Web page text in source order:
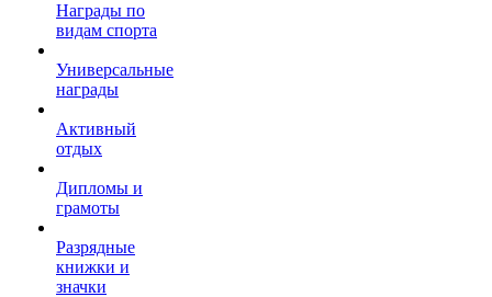
Награды по
видам спорта
Универсальные
награды
Активный
отдых
Дипломы и
грамоты
Разрядные
книжки и
значки